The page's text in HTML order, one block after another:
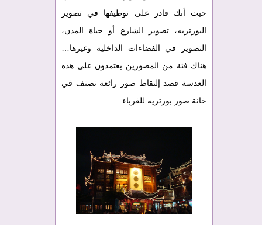
حيث أنك قادر على توظيفها في تصوير
البورتريه، تصوير الشارع أو حياة المدن،
التصوير في الفضاءات الداخلية وغيرها…
هناك فئة من المصورين يعتمدون على هذه
العدسة قصد إلتقاط صور رائعة تصنف في
خانة صور بورتريه للغرباء.